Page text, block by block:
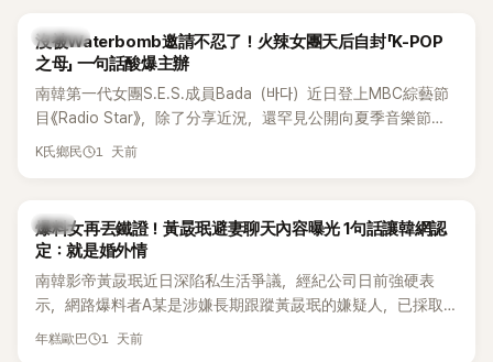
當年情況，李智惠終於鬆口坦言，當時確實被質疑動過隆胸手
術。她回憶：「拍了比基尼照片之後，就開始被說是不是去隆乳
了。」為了澄清誤會，她只好親自站出來說清楚。 李智惠進一步
解釋，當時隆胸手術幾乎只有「腋下切開」一種方式，「所以我就
想，既然一直說我有做，那我乾脆把腋下給大家看，證明我根
召開了一場泳裝記者招待會。當時她穿著比基尼站在一排攝影
機前，面對媒體擺出各種姿勢，畫面至今仍被網友津津樂道。
這段為平息爭議、直接公開腋下畫面自證清白的往事再度被提
起，節目現場立刻充滿驚呼聲與笑聲，也再次讓人見識到她面
對流言時「豁出去」的直率性格。其實她過去也曾在 SBS 節目
《脫掉鞋子恢單4Men》 中，親自公開那張當年引發話題的「腋下
K-POP
沒被Waterbomb邀請不忍了！火辣女團天后自封「K-POP
之母」 一句話酸爆主辦
南韓第一代女團S.E.S.成員Bada（바다）近日登上MBC綜藝節
目《Radio Star》，除了分享近況，還罕見公開向夏季音樂節
Waterbomb喊話，笑稱自己至今從未受邀演出，更幽默表示：
K氏鄉民 1 天前
韓星
爆料女再丟鐵證！黃晸珉避妻聊天內容曝光 1句話讓韓網認
定：就是婚外情
南韓影帝黃晸珉近日深陷私生活爭議，經紀公司日前強硬表
示，網路爆料者A某是涉嫌長期跟蹤黃晸珉的嫌疑人，已採取
法律行動。不過，A某並未因此停止發聲，5日再度透過社群平
年糕歐巴 1 天前